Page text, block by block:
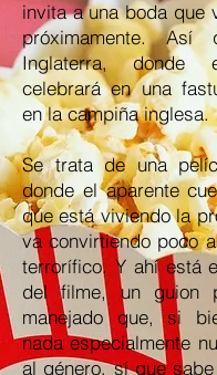
invita a una boda que
próximamente.
Inglaterra,
celebrará en una
en la campiña inglesa.
Se trata de una
donde el aparente
que está viviendo la
va convirtiendo poco
terrorífico. Y ahí está
del filme, un guion
manejado que, si
nada especialmente
al género, sí que